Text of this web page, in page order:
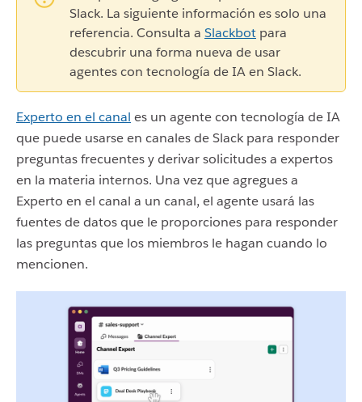
Slack. La siguiente información es solo una
referencia. Consulta a Slackbot para
descubrir una forma nueva de usar
agentes con tecnología de IA en Slack.
Experto en el canal es un agente con tecnología de IA
que puede usarse en canales de Slack para responder
preguntas frecuentes y derivar solicitudes a expertos
en la materia internos. Una vez que agregues a
Experto en el canal a un canal, el agente usará las
fuentes de datos que le proporciones para responder
las preguntas que los miembros le hagan cuando lo
mencionen.